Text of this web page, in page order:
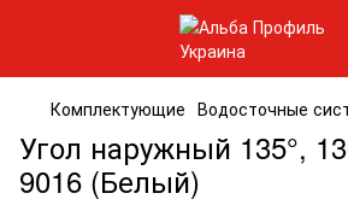
Комплектующие Водосточные
Угол наружный 135°,
9016 (Белый)